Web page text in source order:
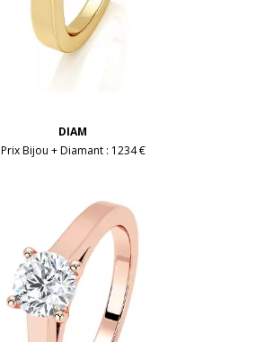
DIAM
Prix Bijou + Diamant : 1234 €